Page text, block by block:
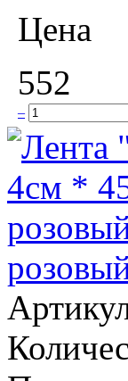
Цена
552
–